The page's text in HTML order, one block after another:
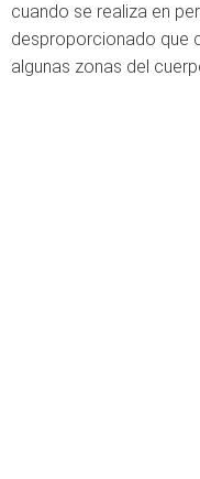
cuando se realiza en
desproporcionado que
algunas zonas del